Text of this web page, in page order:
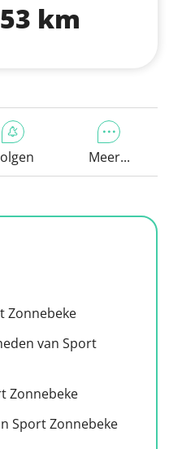
km
Meer...
Zonnebeke
van Sport
Zonnebeke
Sport Zonnebeke